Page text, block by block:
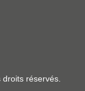
droits réservés.